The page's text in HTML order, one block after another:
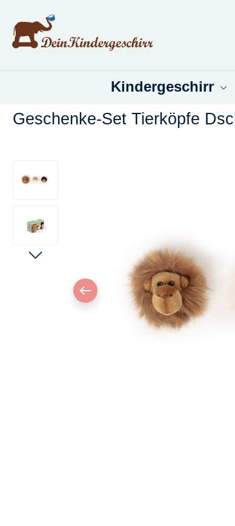
Hauptinhalt springen
Zur Suche springen
Kindergeschirr
Geschenke-Set Tierköpfe